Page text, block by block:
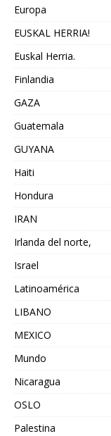
Europa
EUSKAL HERRIA!
Euskal Herria.
Finlandia
GAZA
Guatemala
GUYANA
Haiti
Hondura
IRAN
Irlanda del norte,
Israel
Latinoamérica
LIBANO
MEXICO
Mundo
Nicaragua
OSLO
Palestina